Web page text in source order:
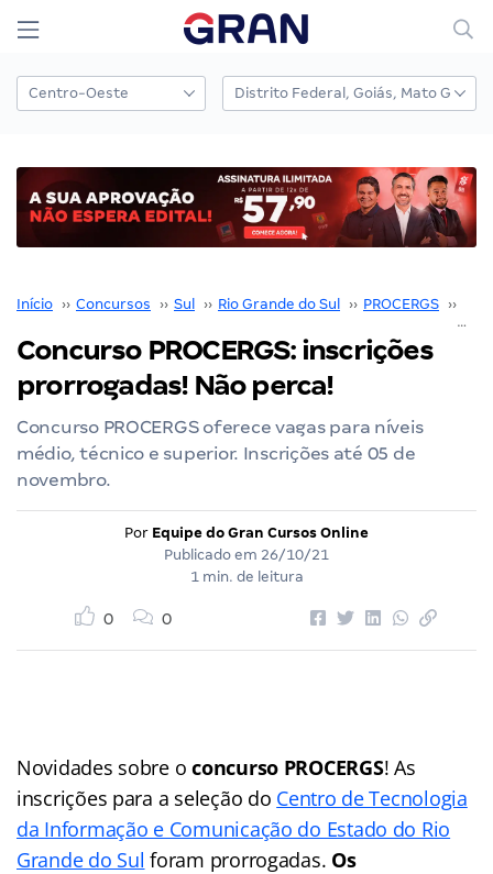
Início ›› Concursos ›› Sul ›› Rio Grande do Sul ›› PROCERGS ››
Concurso PROCERGS: inscrições
prorrogadas! Não perca!
Concurso PROCERGS oferece vagas para níveis
médio, técnico e superior. Inscrições até 05 de
novembro.
Por Equipe do Gran Cursos Online
Publicado em 26/10/21
1 min. de leitura
0 0
Novidades sobre o concurso PROCERGS! As
inscrições para a seleção do Centro de Tecnologia
da Informação e Comunicação do Estado do Rio
Grande do Sul foram prorrogadas. Os